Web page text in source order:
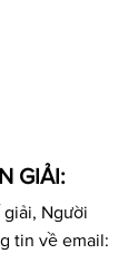
GIẢI:
giải, Người
tin về email: